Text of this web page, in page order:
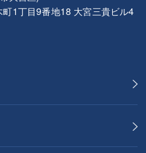
1丁目9番地18 大宮三貴ビル4